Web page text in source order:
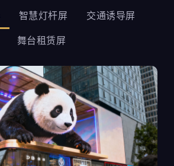
智慧灯杆屏
交通诱导屏
舞台租赁屏